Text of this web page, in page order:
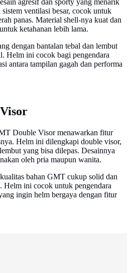
agresif dan sporty yang menarik
ventilasi besar, cocok untuk
panas. Material shell-nya kuat dan
ketahanan lebih lama.
dengan bantalan tebal dan lembut
Helm ini cocok bagi pengendara
antara tampilan gagah dan performa
Double Visor menawarkan fitur
Helm ini dilengkapi double visor,
yang bisa dilepas. Desainnya
oleh pria maupun wanita.
bahan GMT cukup solid dan
Helm ini cocok untuk pengendara
ingin helm bergaya dengan fitur